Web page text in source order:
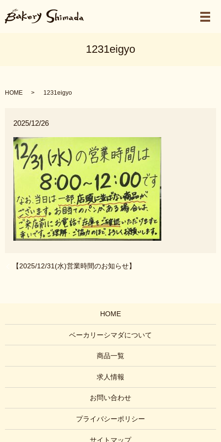
メ
1231eigyo
HOME 1231eigyo
2025/12/26
【2025/12/31(水)営業時間のお知らせ】
HOME
ベーカリーシマダについて
商品一覧
求人情報
お問い合わせ
プライバシーポリシー
サイトマップ